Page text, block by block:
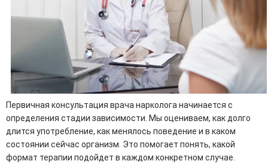
Первичная консультация врача нарколога начинается с
определения стадии зависимости. Мы оцениваем, как долго
длится употребление, как менялось поведение и в каком
состоянии сейчас организм. Это помогает понять, какой
формат терапии подойдет в каждом конкретном случае.